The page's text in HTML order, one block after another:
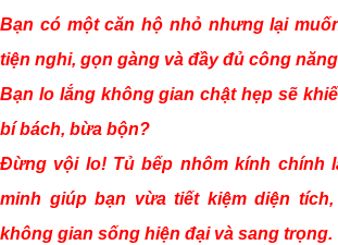
Bạn có một căn hộ nhỏ nhưng lại
tiện nghi, gọn gàng và đầy đủ công
Bạn lo lắng không gian chật hẹp sẽ
bí bách, bừa bộn?
Đừng vội lo! Tủ bếp nhôm kính chính
minh giúp bạn vừa tiết kiệm diện
không gian sống hiện đại và sang trọng.